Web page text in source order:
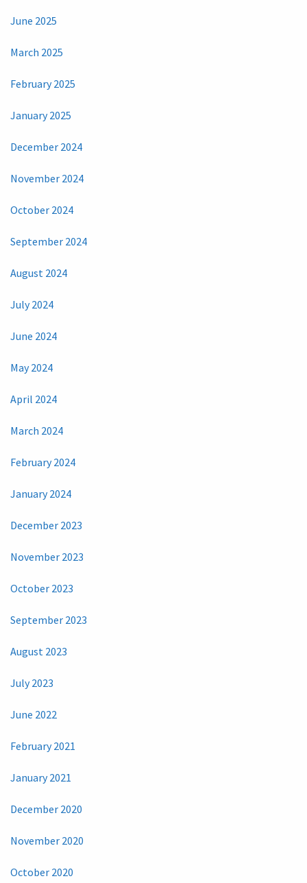
June 2025
March 2025
February 2025
January 2025
December 2024
November 2024
October 2024
September 2024
August 2024
July 2024
June 2024
May 2024
April 2024
March 2024
February 2024
January 2024
December 2023
November 2023
October 2023
September 2023
August 2023
July 2023
June 2022
February 2021
January 2021
December 2020
November 2020
October 2020